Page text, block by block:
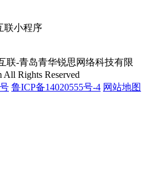
联-青岛青华锐思网络科技有限
Rights Reserved
鲁ICP备14020555号-4 网站地图